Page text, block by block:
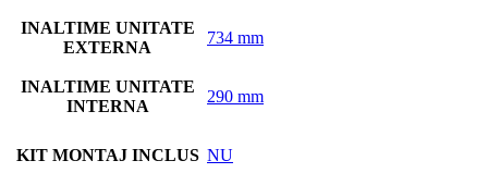
INALTIME UNITATE
EXTERNA
734 mm
INALTIME UNITATE
INTERNA
290 mm
KIT MONTAJ INCLUS NU